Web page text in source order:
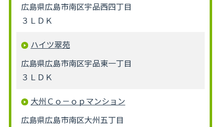
広島県広島市南区宇品西四丁目
３ＬＤＫ
ハイツ翠苑
広島県広島市南区宇品東一丁目
３ＬＤＫ
大州Ｃｏ－ｏｐマンション
広島県広島市南区大州五丁目